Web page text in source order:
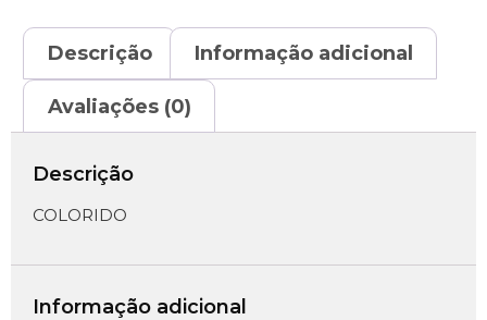
Descrição Informação adicional
Avaliações (0)
Descrição
COLORIDO
Informação adicional